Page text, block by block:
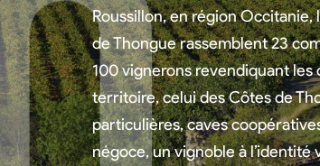
Roussillon, en région Occitanie,
de Thongue rassemblent 23
100 vignerons revendiquant les
territoire, celui des Côtes de
particulières, caves
négoce, un vignoble à l’identité